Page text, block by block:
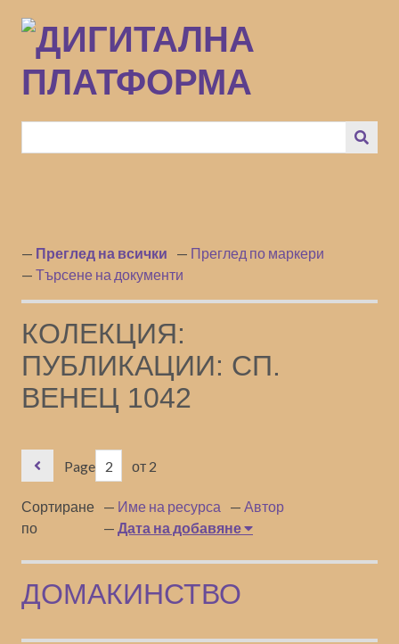
към
основното
съдържание
Преглед на всички
Преглед по маркери
Търсене на документи
КОЛЕКЦИЯ:
ПУБЛИКАЦИИ: СП.
ВЕНЕЦ 1042
Page от 2
Сортиране
по
Име на ресурса
Автор
Дата на добавяне
ДОМАКИНСТВО